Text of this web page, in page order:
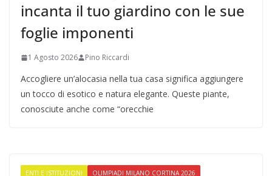
incanta il tuo giardino con le sue
foglie imponenti
1 Agosto 2026 Pino Riccardi
Accogliere un’alocasia nella tua casa significa aggiungere
un tocco di esotico e natura elegante. Queste piante,
conosciute anche come “orecchie
ENTI E ISTITUZIONI
OLIMPIADI MILANO CORTINA 2026